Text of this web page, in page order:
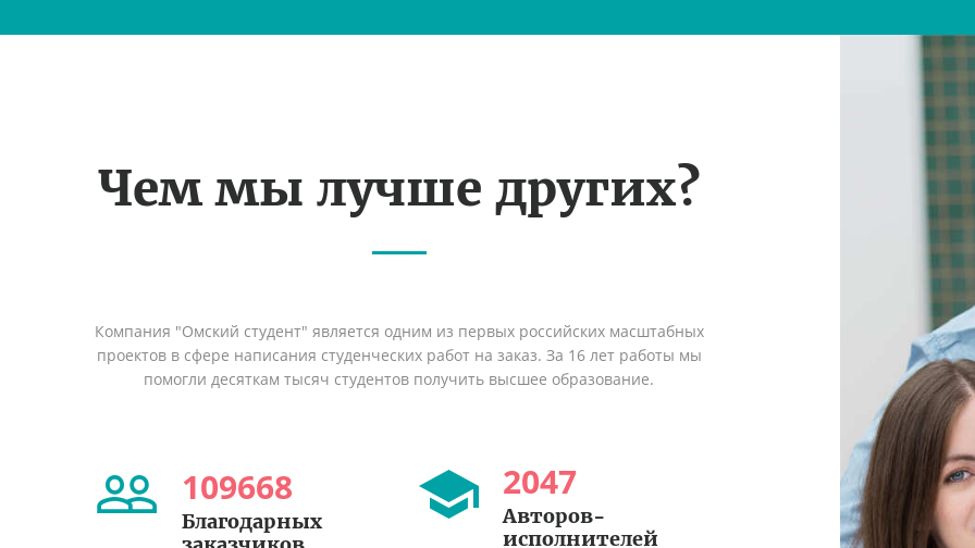
Чем мы лучше других?
Компания "Омский студент" является одним из первых российских масштабных
проектов в сфере написания студенческих работ на заказ. За 16 лет работы мы
помогли десяткам тысяч студентов получить высшее образование.
109668
Благодарных
2047
Авторов-
исполнителей